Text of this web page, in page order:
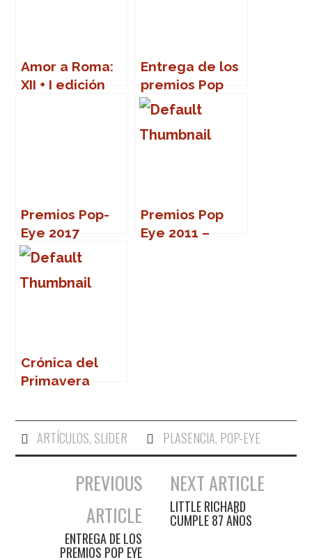
Amor a Roma:
XII + I edición
Entrega de los
premios Pop
Eye 2019
Premios Pop-
Eye 2017
Premios Pop
Eye 2011 –
Crónica del
Primavera
ARTÍCULOS, SLIDER PLASENCIA, POP-EYE
Navegación de entradas
PREVIOUS
ARTICLE
ENTREGA DE LOS
PREMIOS POP EYE
NEXT ARTICLE
LITTLE RICHARD
CUMPLE 87 AÑOS